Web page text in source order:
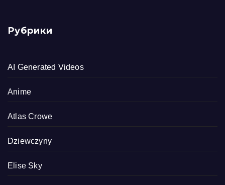
Рубрики
AI Generated Videos
Anime
Atlas Crowe
Dziewczyny
Elise Sky